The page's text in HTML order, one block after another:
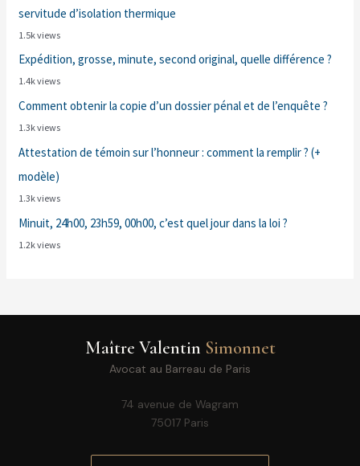
servitude d’isolation thermique
1.5k views
Expédition, grosse, minute, second original, quelle différence ?
1.4k views
Comment obtenir la copie d’un dossier pénal et de l’enquête ?
1.3k views
Attestation de témoin sur l’honneur : comment la remplir ? (+
modèle)
1.3k views
Minuit, 24h00, 23h59, 00h00, c’est quel jour dans la loi ?
1.2k views
Maître Valentin Simonnet
Avocat au Barreau de Paris
74 avenue de Wagram
75017 Paris